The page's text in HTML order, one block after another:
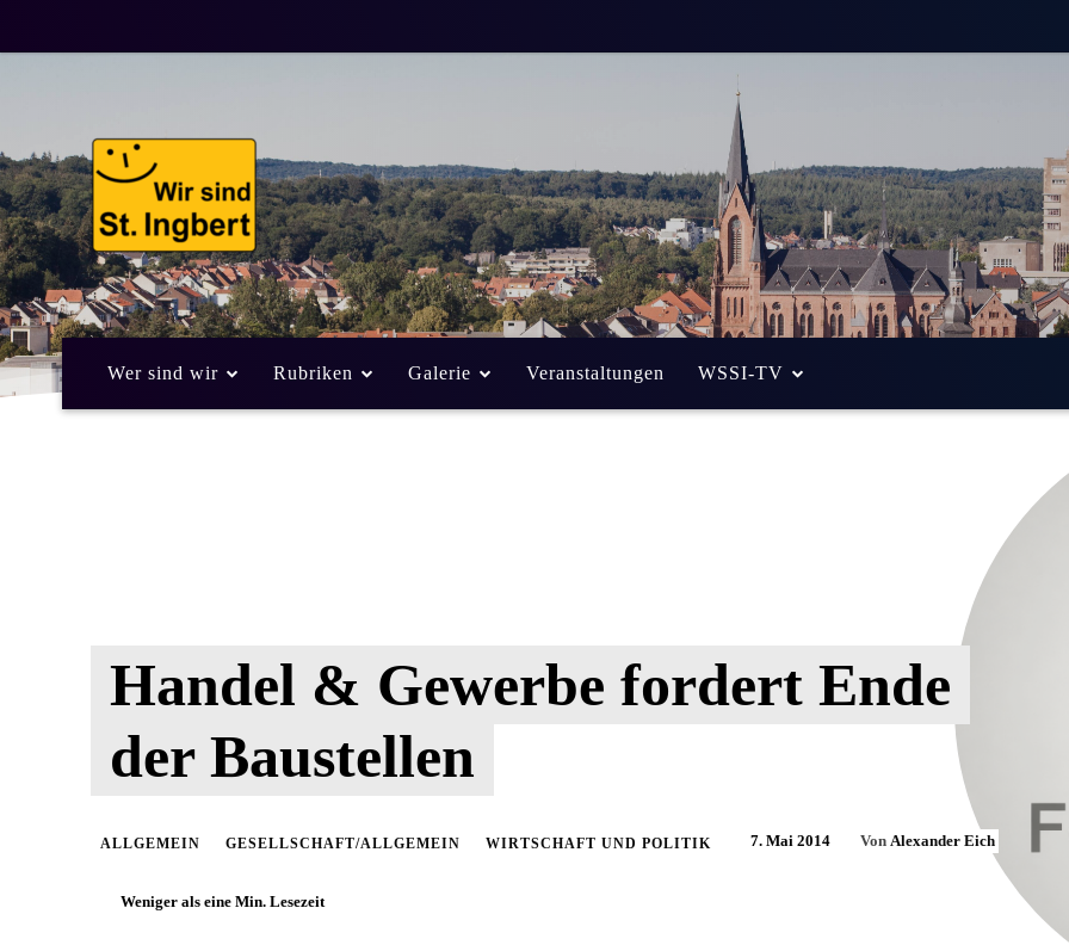
Wer sind wir Rubriken Galerie Veranstaltungen WSSI-TV
Handel & Gewerbe fordert Ende
der Baustellen
ALLGEMEIN GESELLSCHAFT/ALLGEMEIN WIRTSCHAFT UND POLITIK 7. Mai 2014 Von Alexander Eich
Weniger als eine Min. Lesezeit